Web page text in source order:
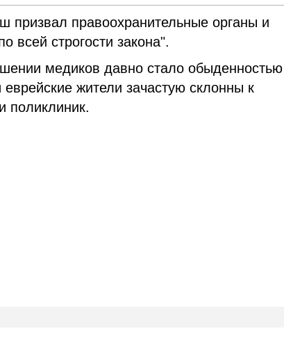
правоохранительные органы и
всей строгости закона".
медиков давно стало
еврейские жители зачастую склонны к
поликлиник.